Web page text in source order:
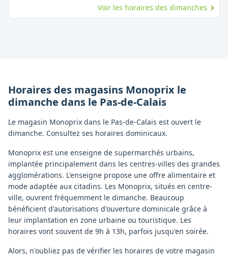
Voir les horaires des dimanches
Horaires des magasins Monoprix le
dimanche dans le Pas-de-Calais
Le magasin Monoprix dans le Pas-de-Calais est ouvert le
dimanche. Consultez ses horaires dominicaux.
Monoprix est une enseigne de supermarchés urbains,
implantée principalement dans les centres-villes des grandes
agglomérations. L'enseigne propose une offre alimentaire et
mode adaptée aux citadins. Les Monoprix, situés en centre-
ville, ouvrent fréquemment le dimanche. Beaucoup
bénéficient d'autorisations d'ouverture dominicale grâce à
leur implantation en zone urbaine ou touristique. Les
horaires vont souvent de 9h à 13h, parfois jusqu'en soirée.
Alors, n'oubliez pas de vérifier les horaires de votre magasin